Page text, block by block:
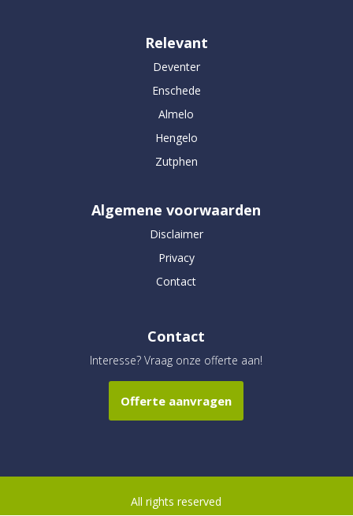
Relevant
Deventer
Enschede
Almelo
Hengelo
Zutphen
Algemene voorwaarden
Disclaimer
Privacy
Contact
Contact
Interesse? Vraag onze offerte aan!
Offerte aanvragen
All rights reserved